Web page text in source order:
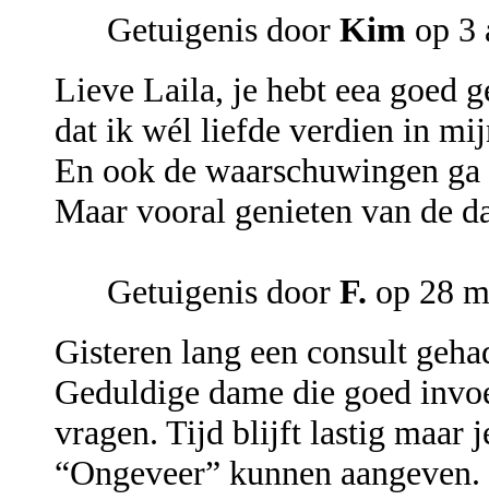
Getuigenis door Kim op 3
Lieve Laila, je hebt eea goed
dat ik wél liefde verdien in
En ook de waarschuwingen
Maar vooral genieten van de
Getuigenis door F. op 28
Gisteren lang een consult
Geduldige dame die goed
vragen. Tijd blijft lastig maar
“Ongeveer” kunnen